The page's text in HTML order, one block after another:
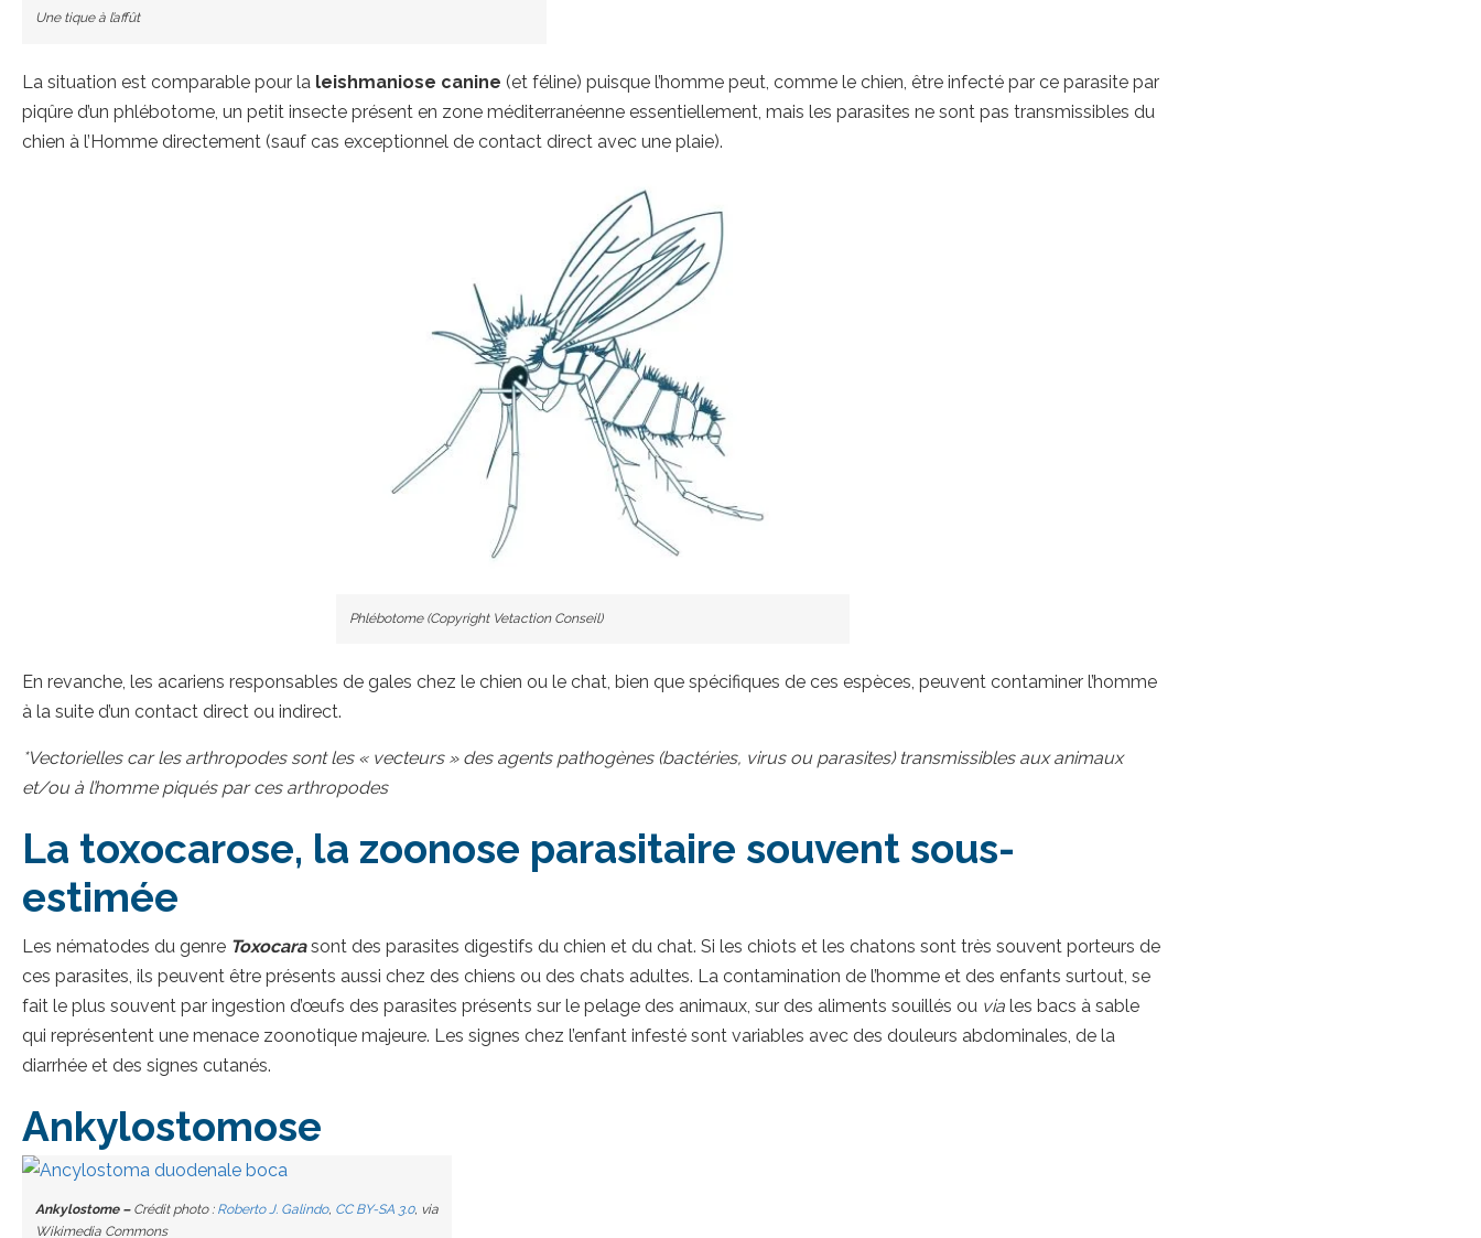
Une tique à l’affût
La situation est comparable pour la leishmaniose canine (et féline) puisque l’homme peut, comme le chien, être infecté par ce parasite par
piqûre d’un phlébotome, un petit insecte présent en zone méditerranéenne essentiellement, mais les parasites ne sont pas transmissibles du
chien à l’Homme directement (sauf cas exceptionnel de contact direct avec une plaie).
Phlébotome (Copyright Vetaction Conseil)
En revanche, les acariens responsables de gales chez le chien ou le chat, bien que spécifiques de ces espèces, peuvent contaminer l’homme
à la suite d’un contact direct ou indirect.
*Vectorielles car les arthropodes sont les « vecteurs » des agents pathogènes (bactéries, virus ou parasites) transmissibles aux animaux
et/ou à l’homme piqués par ces arthropodes
La toxocarose, la zoonose parasitaire souvent sous-
estimée
Les nématodes du genre Toxocara sont des parasites digestifs du chien et du chat. Si les chiots et les chatons sont très souvent porteurs de
ces parasites, ils peuvent être présents aussi chez des chiens ou des chats adultes. La contamination de l’homme et des enfants surtout, se
fait le plus souvent par ingestion d’œufs des parasites présents sur le pelage des animaux, sur des aliments souillés ou via les bacs à sable
qui représentent une menace zoonotique majeure. Les signes chez l’enfant infesté sont variables avec des douleurs abdominales, de la
diarrhée et des signes cutanés.
Ankylostomose
Ankylostome – Crédit photo : Roberto J. Galindo, CC BY-SA 3.0, via
Wikimedia Commons